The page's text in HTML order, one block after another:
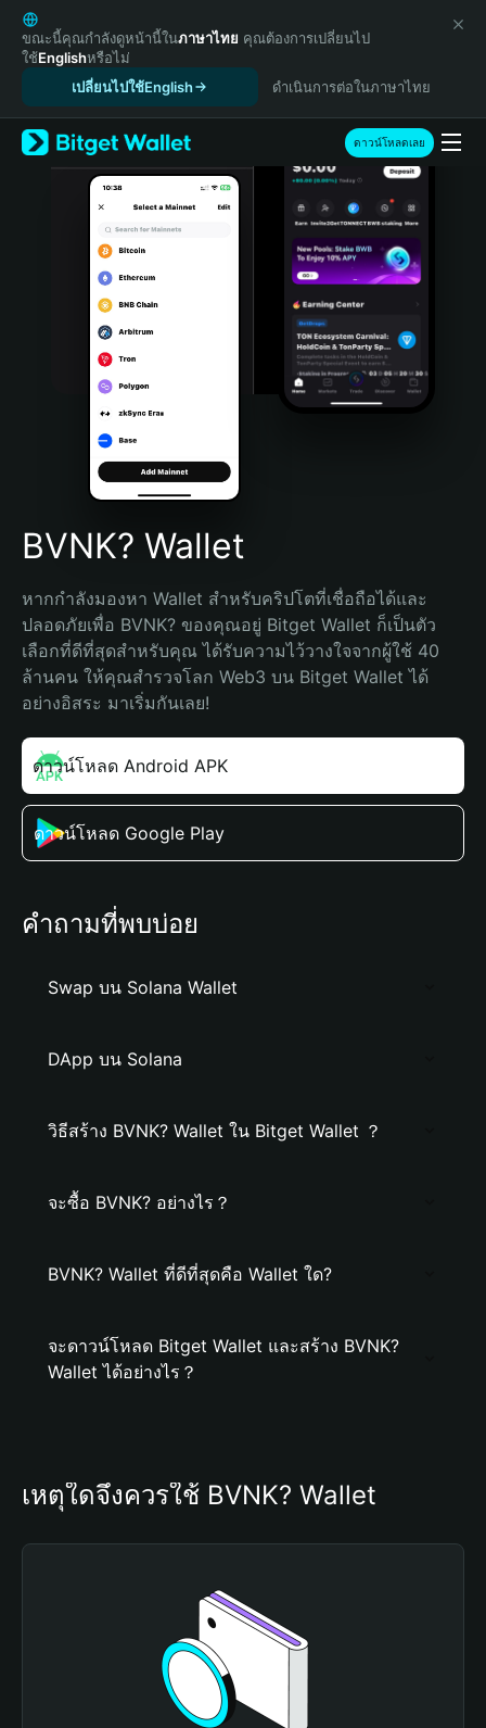
English
日本語
Tiếng Việt
Español (Latinoamérica)
Türkçe
Italiano
Português (Portugal)
Bahasa Indonesia
Português (Brasil)
Español (Argentina)
ขณะนี้คุณกำลังดูหน้านี้ในภาษาไทย คุณต้องการเปลี่ยนไป
ใช้Englishหรือไม่
เปลี่ยนไปใช้English
ดำเนินการต่อในภาษาไทย
ดาวน์โหลดเลย
BVNK? Wallet
หากกำลังมองหา Wallet สำหรับคริปโตที่เชื่อถือได้และ
ปลอดภัยเพื่อ BVNK? ของคุณอยู่ Bitget Wallet ก็เป็นตัว
เลือกที่ดีที่สุดสำหรับคุณ ได้รับความไว้วางใจจากผู้ใช้ 40
ล้านคน ให้คุณสำรวจโลก Web3 บน Bitget Wallet ได้
อย่างอิสระ มาเริ่มกันเลย!
ดาวน์โหลด Android APK
ดาวน์โหลด Google Play
คำถามที่พบบ่อย
Swap บน Solana Wallet
DApp บน Solana
วิธีสร้าง BVNK? Wallet ใน Bitget Wallet ？
จะซื้อ BVNK? อย่างไร？
BVNK? Wallet ที่ดีที่สุดคือ Wallet ใด?
จะดาวน์โหลด Bitget Wallet และสร้าง BVNK?
Wallet ได้อย่างไร？
เหตุใดจึงควรใช้ BVNK? Wallet